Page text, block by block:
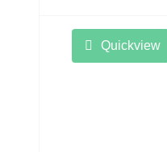
Quickview